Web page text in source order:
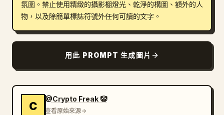
氛圍。禁止使用精緻的攝影棚燈光、乾淨的構圖、額外的人
物，以及除簡單標誌符號外任何可讀的文字。
用此 PROMPT 生成圖片
C
@Crypto Freak 🤡
查看原始來源